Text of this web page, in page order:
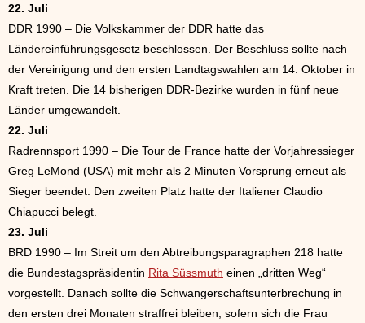
22. Juli
DDR 1990 – Die Volkskammer der DDR hatte das
Ländereinführungsgesetz beschlossen. Der Beschluss sollte nach
der Vereinigung und den ersten Landtagswahlen am 14. Oktober in
Kraft treten. Die 14 bisherigen DDR-Bezirke wurden in fünf neue
Länder umgewandelt.
22. Juli
Radrennsport 1990 – Die Tour de France hatte der Vorjahressieger
Greg LeMond (USA) mit mehr als 2 Minuten Vorsprung erneut als
Sieger beendet. Den zweiten Platz hatte der Italiener Claudio
Chiapucci belegt.
23. Juli
BRD 1990 – Im Streit um den Abtreibungsparagraphen 218 hatte
die Bundestagspräsidentin Rita Süssmuth einen „dritten Weg“
vorgestellt. Danach sollte die Schwangerschaftsunterbrechung in
den ersten drei Monaten straffrei bleiben, sofern sich die Frau